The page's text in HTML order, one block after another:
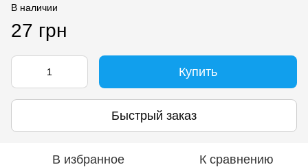
В наличии
27 грн
Купить
Быстрый заказ
В избранное К сравнению